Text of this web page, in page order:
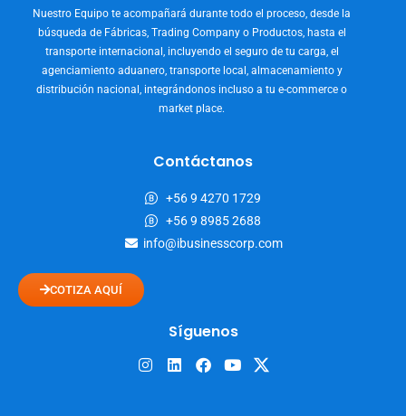
Nuestro Equipo te acompañará durante todo el proceso, desde la
búsqueda de Fábricas, Trading Company o Productos, hasta el
transporte internacional, incluyendo el seguro de tu carga, el
agenciamiento aduanero, transporte local, almacenamiento y
distribución nacional, integrándonos incluso a tu e-commerce o
market place.
Contáctanos
+56 9 4270 1729
+56 9 8985 2688
info@ibusinesscorp.com
COTIZA AQUÍ
Síguenos